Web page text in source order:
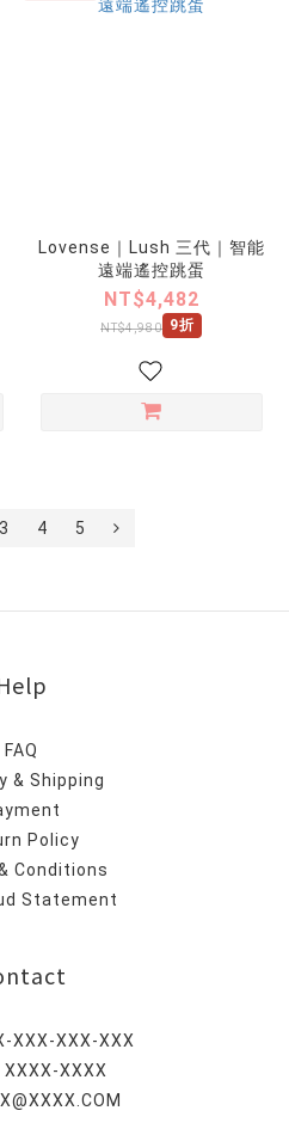
Lovense｜Lush 三代｜智能
遠端遙控跳蛋
NT$4,482
NT$4,980 9折
3 4 5
FAQ
& Shipping
Policy
Conditions
Statement
XXX-XXX-XXX
XXXX